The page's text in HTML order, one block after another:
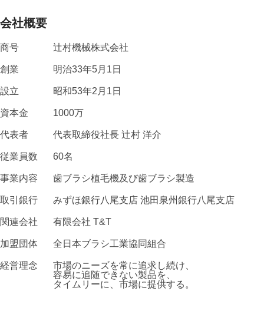
会社概要
商号 辻村機械株式会社
創業 明治33年5月1日
設立 昭和53年2月1日
資本金 1000万
代表者 代表取締役社⻑ 辻村 洋介
従業員数 60名
事業内容 ⻭ブラシ植毛機及び⻭ブラシ製造
取引銀行 みずほ銀行八尾支店 池田泉州銀行八尾支店
関連会社 有限会社 T&T
加盟団体 全日本ブラシ工業協同組合
経営理念
市場のニーズを常に追求し続け、
容易に追随できない製品を、
タイムリーに、市場に提供する。